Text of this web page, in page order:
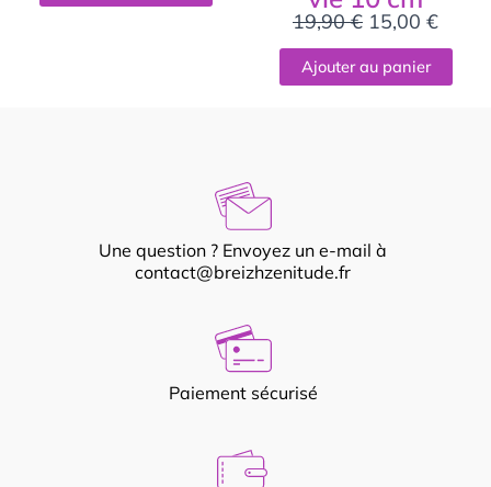
19,90€ 15,00 €
Ajouter au panier
Une question ? Envoyez un e-mail à
contact@breizhzenitude.fr
Paiement sécurisé